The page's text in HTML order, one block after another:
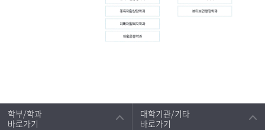
학부/학과
바로가기
대학기관/기타
바로가기